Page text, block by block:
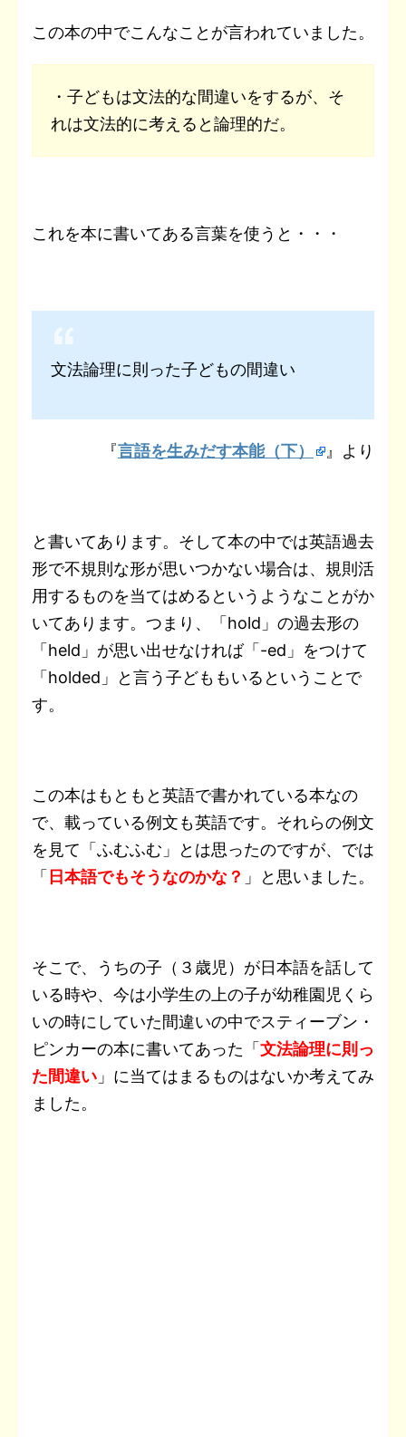
この本の中でこんなことが言われていました。
・子どもは文法的な間違いをするが、そ
れは文法的に考えると論理的だ。
これを本に書いてある言葉を使うと・・・
文法論理に則った子どもの間違い
『言語を生みだす本能（下） 』より
と書いてあります。そして本の中では英語過去
形で不規則な形が思いつかない場合は、規則活
用するものを当てはめるというようなことがか
いてあります。つまり、「hold」の過去形の
「held」が思い出せなければ「-ed」をつけて
「holded」と言う子どももいるということで
す。
この本はもともと英語で書かれている本なの
で、載っている例文も英語です。それらの例文
を見て「ふむふむ」とは思ったのですが、では
「日本語でもそうなのかな？ 」と思いました。
そこで、うちの子（３歳児）が日本語を話して
いる時や、今は小学生の上の子が幼稚園児くら
いの時にしていた間違いの中でスティーブン・
ピンカーの本に書いてあった「文法論理に則っ
た間違い 」に当てはまるものはないか考えてみ
ました。